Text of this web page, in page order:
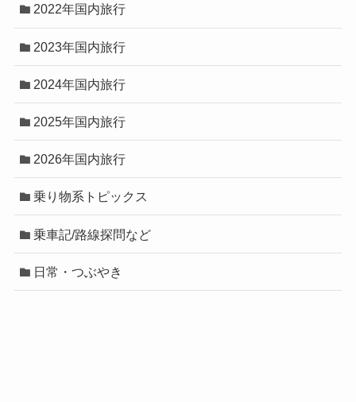
2022年国内旅行
2023年国内旅行
2024年国内旅行
2025年国内旅行
2026年国内旅行
乗り物系トピックス
乗車記/路線探問など
日常・つぶやき